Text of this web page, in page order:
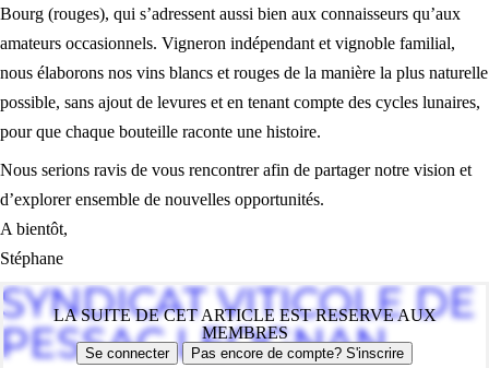
Bourg (rouges), qui s’adressent aussi bien aux connaisseurs qu’aux
amateurs occasionnels. Vigneron indépendant et vignoble familial,
nous élaborons nos vins blancs et rouges de la manière la plus naturelle
possible, sans ajout de levures et en tenant compte des cycles lunaires,
pour que chaque bouteille raconte une histoire.
Nous serions ravis de vous rencontrer afin de partager notre vision et
d’explorer ensemble de nouvelles opportunités.
A bientôt,
Stéphane
LA SUITE DE CET ARTICLE EST RESERVE AUX
MEMBRES
Se connecter Pas encore de compte? S'inscrire
SYNDICAT VITICOLE DE
PESSAC LEOGNAN